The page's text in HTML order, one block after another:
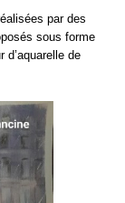
par des
sous forme
d’aquarelle de